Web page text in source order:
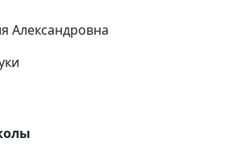
Александровна